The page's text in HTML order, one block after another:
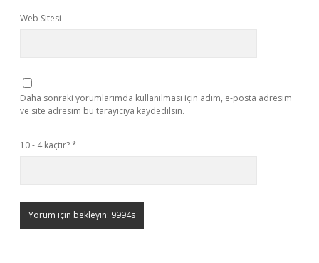
Web Sitesi
Daha sonraki yorumlarımda kullanılması için adım, e-posta adresim
ve site adresim bu tarayıcıya kaydedilsin.
10 - 4 kaçtır?*